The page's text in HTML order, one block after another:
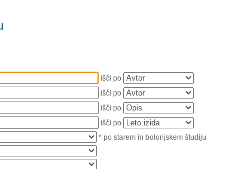
išči po
išči po
išči po
išči po
* po starem in bolonjskem študiju